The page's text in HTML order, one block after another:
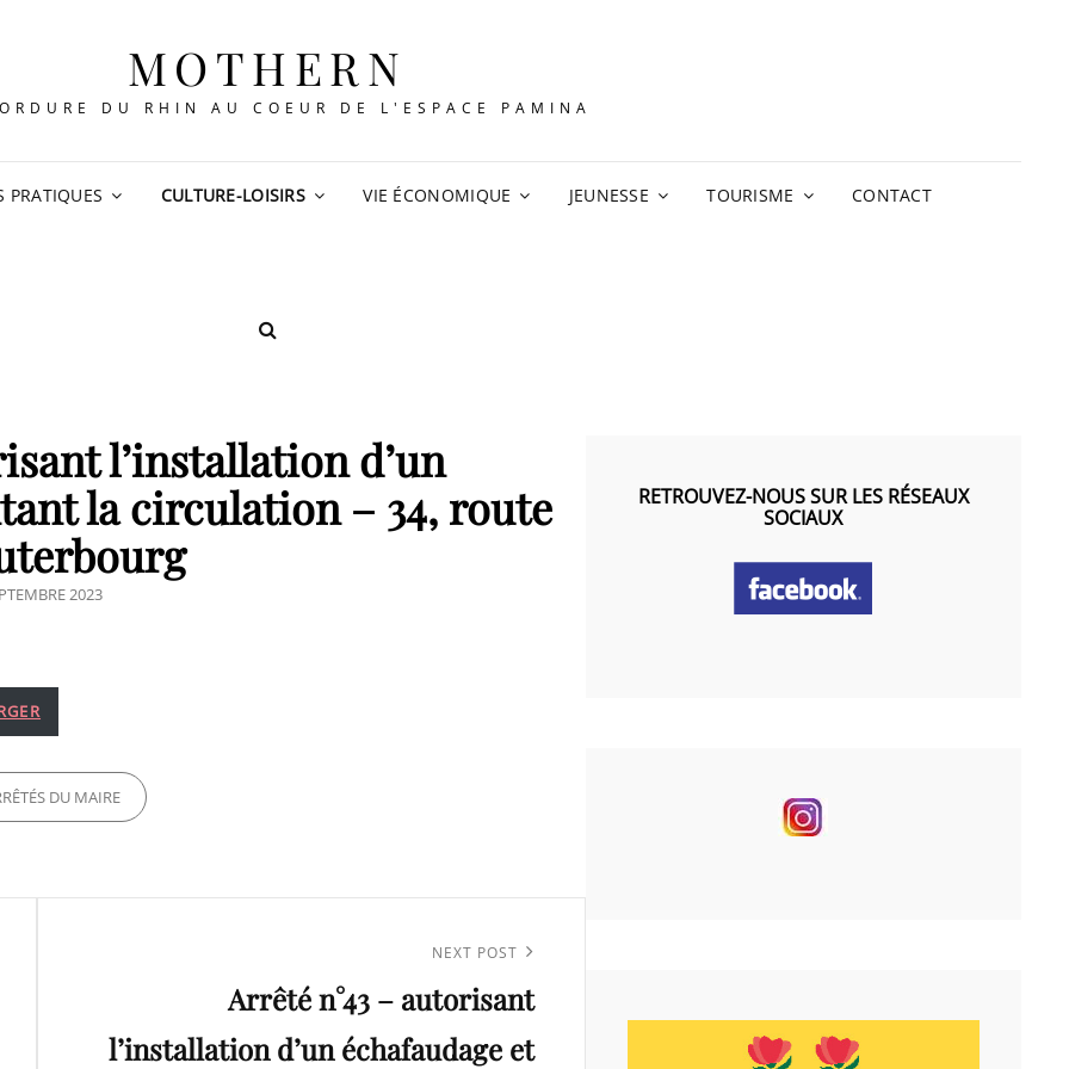
MOTHERN
DU RHIN AU COEUR DE L'ESPACE PAMINA
PRATIQUES CULTURE-LOISIRS VIE ÉCONOMIQUE JEUNESSE TOURISME CONTACT
SEARCH
l’installation d’un
la circulation – 34, route
2023
DU MAIRE
NEXT POST
Arrêté n°43 – autorisant
l’installation d’un échafaudage et
RETROUVEZ-NOUS SUR LES RÉSEAUX
SOCIAUX